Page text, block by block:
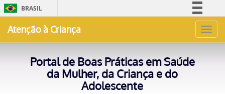
BRASIL
Acesso à informação
Atenção à Criança
Portal de Boas Práticas em Saúde
da Mulher, da Criança e do
Adolescente